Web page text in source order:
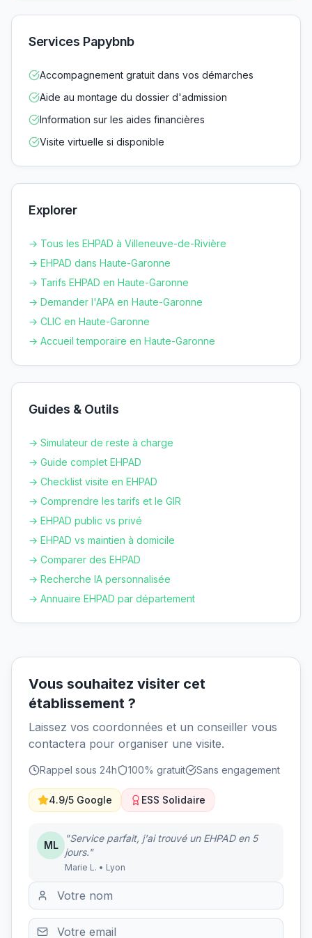
Services Papybnb
Accompagnement gratuit dans vos démarches
Aide au montage du dossier d'admission
Information sur les aides financières
Visite virtuelle si disponible
Explorer
→ Tous les EHPAD à Villeneuve-de-Rivière
→ EHPAD dans Haute-Garonne
→ Tarifs EHPAD en Haute-Garonne
→ Demander l'APA en Haute-Garonne
→ CLIC en Haute-Garonne
→ Accueil temporaire en Haute-Garonne
Guides & Outils
→ Simulateur de reste à charge
→ Guide complet EHPAD
→ Checklist visite en EHPAD
→ Comprendre les tarifs et le GIR
→ EHPAD public vs privé
→ EHPAD vs maintien à domicile
→ Comparer des EHPAD
→ Recherche IA personnalisée
→ Annuaire EHPAD par département
Vous souhaitez visiter cet
établissement ?
Laissez vos coordonnées et un conseiller vous
contactera pour organiser une visite.
Rappel sous 24h 100% gratuit Sans engagement
4.9/5 Google ESS Solidaire
ML
"Service parfait, j'ai trouvé un EHPAD en 5
jours."
Marie L. • Lyon